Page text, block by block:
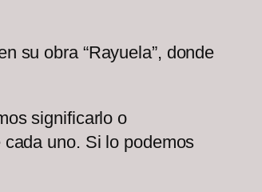
su obra “Rayuela”, donde
significarlo o
uno. Si lo podemos